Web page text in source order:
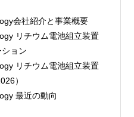
会社紹介と事業概要
ョン
）
最近の動向